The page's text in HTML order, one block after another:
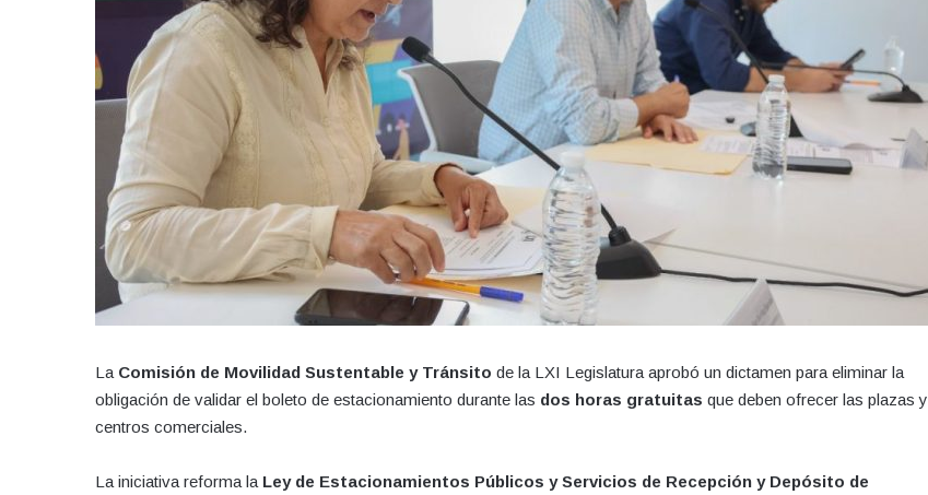
La Comisión de Movilidad Sustentable y Tránsito de la LXI Legislatura aprobó un dictamen para eliminar la
obligación de validar el boleto de estacionamiento durante las dos horas gratuitas que deben ofrecer las plazas y
centros comerciales.
La iniciativa reforma la Ley de Estacionamientos Públicos y Servicios de Recepción y Depósito de